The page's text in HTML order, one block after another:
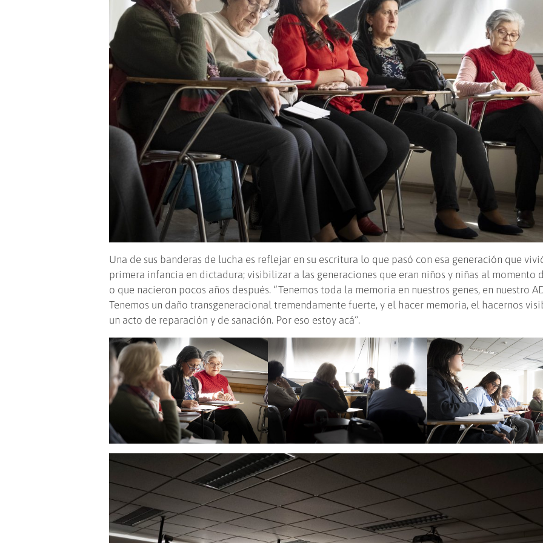
Una de sus banderas de lucha es reflejar en su escritura lo que pasó con esa generación que
primera infancia en dictadura; visibilizar a las generaciones que eran niños y niñas al momento
o que nacieron pocos años después. “Tenemos toda la memoria en nuestros genes, en nuestro
Tenemos un daño transgeneracional tremendamente fuerte, y el hacer memoria, el hacernos
un acto de reparación y de sanación. Por eso estoy acá”.